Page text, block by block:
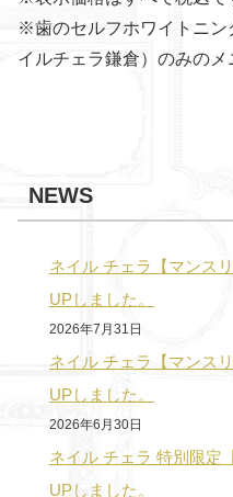
※歯のセルフホワイトニン
イルチェラ鎌倉）のみのメ
NEWS
ネイル チェラ【マンス
UPしました。
2026年7月31日
ネイル チェラ【マンス
UPしました。
2026年6月30日
ネイル チェラ 特別限定
UPしました。